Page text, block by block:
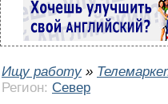
Ищу работу »
Регион: Север